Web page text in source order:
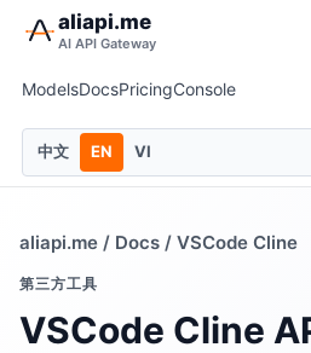
aliapi.me
AI API Gateway
ModelsDocsPricingConsole
中文 EN VI
aliapi.me / Docs / VSCode Cline
第三方工具
VSCode Cline